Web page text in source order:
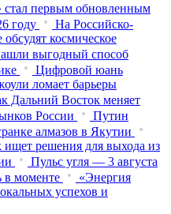
стал первым обновленным
году
На Российско-
космическое
выгодный способ
Цифровой юань
ломает барьеры
Дальний Восток меняет
России
Путин
алмазов в Якутии
решения для выхода из
Пульс угля — 3 августа
в моменте
«Энергия
успехов и